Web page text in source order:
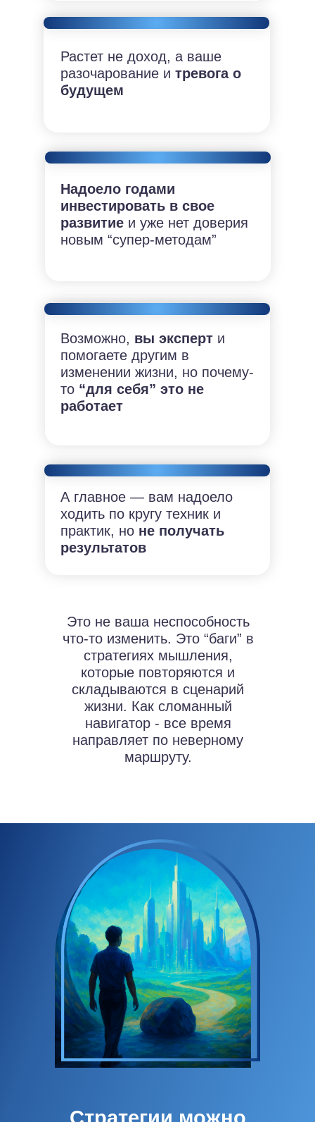
Растет не доход, а ваше
разочарование и тревога о
будущем
Возможно, вы эксперт и
помогаете другим в
изменении жизни, но почему-
то “для себя” это не
работает
А главное — вам надоело
ходить по кругу техник и
практик, но не получать
результатов
Это не ваша неспособность
что-то изменить. Это “баги” в
стратегиях мышления,
которые повторяются и
складываются в сценарий
жизни. Как сломанный
навигатор - все время
направляет по неверному
маршруту.
Надоело годами
инвестировать в свое
развитие и уже нет доверия
новым “супер-методам”